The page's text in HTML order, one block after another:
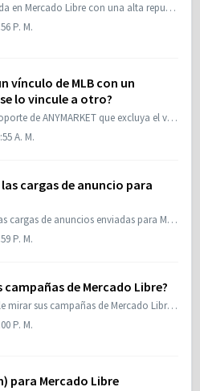
Tienda oficial es una tienda en Mercado Libre con una alta reputación debido a una gran cantidad de ventas realizadas. Como recompensa, Mercado Libre ofrece...
P. M.
vínculo de MLB con un
lo vincule a otro?
Si, es necesario pedir al soporte de ANYMARKET que excluya el vínculo del MLB actual y, después, se puede vincular con el nuevo producto. Pero para que no o...
A. M.
cargas de anuncio para
Es posible checar todas las cargas de anuncios enviadas para Mercado Libre en Lote por la pantalla de “Anuncios en Lote en Mercado Libre”. Siga las instrucc...
P. M.
de Mercado Libre?
En ANYMARKET, es posible mirar sus campañas de Mercado Libre. Siga las instrucciones: 1. Visite el menú Precios > Ofertas ML; 2. Seleccione la cuen...
P. M.
para Mercado Libre